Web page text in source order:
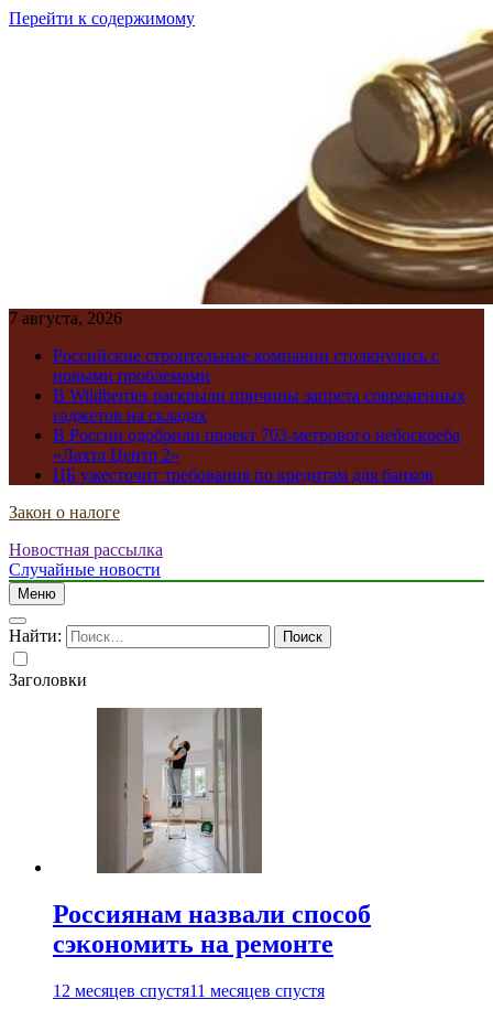
Перейти к содержимому
7 августа, 2026
Российские строительные компании столкнулись с
новыми проблемами
В Wildberries раскрыли причины запрета современных
гаджетов на складах
В России одобрили проект 703-метрового небоскреба
«Лахта Центр 2»
ЦБ ужесточит требования по кредитам для банков
Закон о налоге
Новостная рассылка
Случайные новости
Меню
Найти:
Заголовки
Россиянам назвали способ
сэкономить на ремонте
12 месяцев спустя11 месяцев спустя